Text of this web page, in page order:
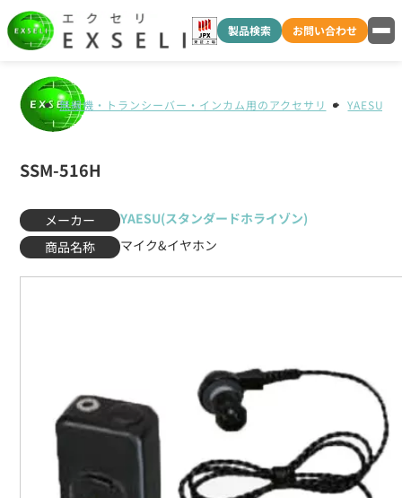
製品検索 お問い合わせ
無線機・トランシーバー・インカム用のアクセサリ YAESU(
SSM-516H
メーカー
YAESU(スタンダードホライゾン)
商品名称
マイク&イヤホン